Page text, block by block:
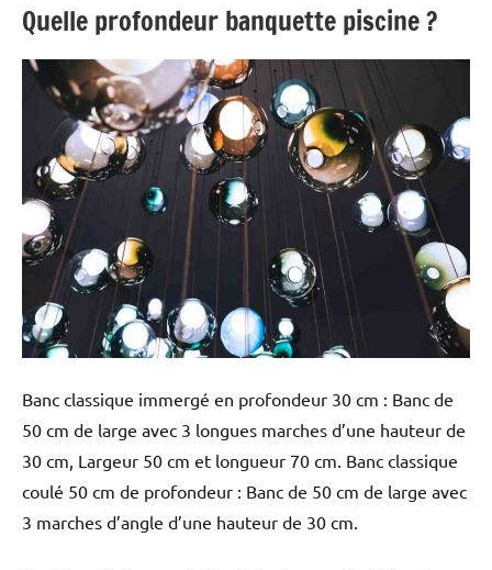
Quelle profondeur banquette piscine ?
Banc classique immergé en profondeur 30 cm : Banc de
50 cm de large avec 3 longues marches d’une hauteur de
30 cm, Largeur 50 cm et longueur 70 cm. Banc classique
coulé 50 cm de profondeur : Banc de 50 cm de large avec
3 marches d’angle d’une hauteur de 30 cm.